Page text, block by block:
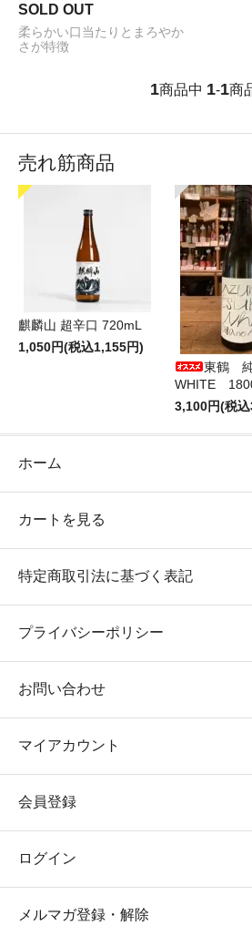
SOLD OUT
柔らかい口当たりとまろやか
さが特徴
1商品中 1-1商
売れ筋商品
麒麟山 超辛口 720mL
1,050円(税込1,155円)
東鶴
WHITE
3,100円(税
ホーム
カートを見る
特定商取引法に基づく表記
プライバシーポリシー
お問い合わせ
マイアカウント
会員登録
ログイン
メルマガ登録・解除